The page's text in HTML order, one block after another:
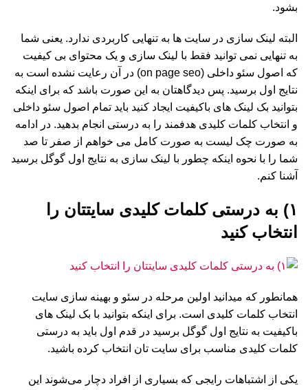
بشود.
البته لینک سازی در سایت ها به تنهایی کاربردی ندارد. یعنی شما
به تنهایی نمی توانید فقط با لینک سازی و یک محتوای بی کیفیت
که اصول سئو داخلی (on page seo) در آن رعایت نشده است به
نتایج اول برسید. پس دیدگاهتان به این صورت باشد که برای اینکه
بتوانید بک لینک های باکیفیت ایجاد کنید باید تمام اصول سئو داخلی
و انتخاب کلمات کلیدی هدفمند را به درستی انجام بدهید. در ادامه
به صورت چک لیست به صورت کامل می خواهم از صفر تا صد
شما را با نحوه اینکه چطور با لینک سازی به نتایج اول گوگل برسید
آشنا کنم.
۱) به درستی کلمات کلیدی سایتتان را
انتخاب کنید
همانطور که میدانید اولین مرحله در سئو و بهینه سازی سایت
انتخاب کلمات کلیدی است. برای اینکه بتوانید با بک لینک های
باکیفیت به نتایج اول گوگل برسید در قدم اول باید به درستی
کلمات کلیدی مناسب برای سایت تان انتخاب کرده باشید.
یکی از اشتباهات رایجی که بسیاری از افراد دچار می‌شوند این